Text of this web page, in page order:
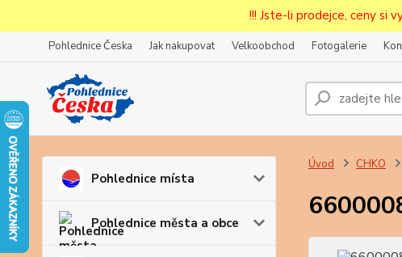
!!! Jste-li prodejce, ceny si
Pohlednice Česka Jak nakupovat Velkoobchod Fotogalerie
Pohlednice místa
Pohlednice města a obce
Úvod CHKO
Prodejcům